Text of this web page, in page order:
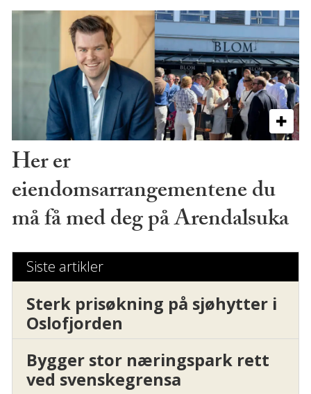
Her er
eiendomsarrangementene du
må få med deg på Arendalsuka
Siste artikler
Sterk prisøkning på sjøhytter i
Oslofjorden
Bygger stor næringspark rett
ved svenskegrensa